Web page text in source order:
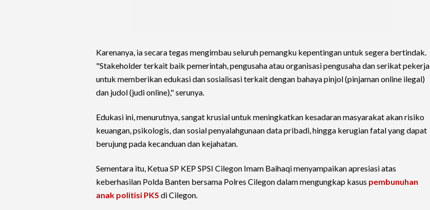
Karenanya, ia secara tegas mengimbau seluruh pemangku kepentingan untuk segera bertindak.
"Stakeholder terkait baik pemerintah, pengusaha atau organisasi pengusaha dan serikat pekerja
untuk memberikan edukasi dan sosialisasi terkait dengan bahaya pinjol (pinjaman online ilegal)
dan judol (judi online)," serunya.
Edukasi ini, menurutnya, sangat krusial untuk meningkatkan kesadaran masyarakat akan risiko
keuangan, psikologis, dan sosial penyalahgunaan data pribadi, hingga kerugian fatal yang dapat
berujung pada kecanduan dan kejahatan.
Sementara itu, Ketua SP KEP SPSI Cilegon Imam Baihaqi menyampaikan apresiasi atas
keberhasilan Polda Banten bersama Polres Cilegon dalam mengungkap kasus pembunuhan
anak politisi PKS di Cilegon.